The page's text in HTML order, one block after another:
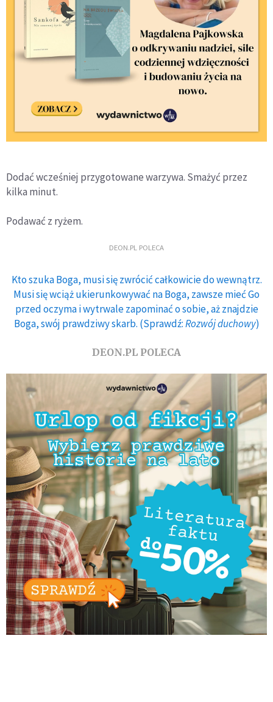
Dodać wcześniej przygotowane warzywa. Smażyć przez
kilka minut.
Podawać z ryżem.
DEON.PL POLECA
Kto szuka Boga, musi się zwrócić całkowicie do wewnątrz.
Musi się wciąż ukierunkowywać na Boga, zawsze mieć Go
przed oczyma i wytrwale zapominać o sobie, aż znajdzie
Boga, swój prawdziwy skarb. (Sprawdź:Rozwój duchowy)
DEON.PL POLECA